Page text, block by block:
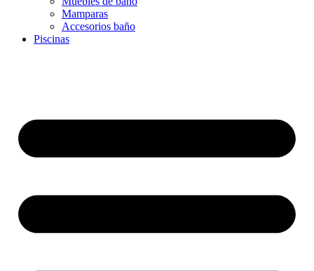
Mamparas
Accesorios baño
Piscinas